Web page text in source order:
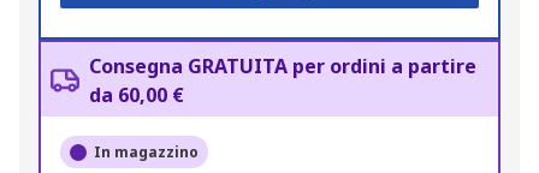
Consegna GRATUITA per ordini a partire
da 60,00 €
In magazzino